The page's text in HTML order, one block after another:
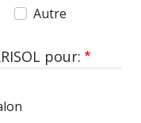
Autre
pour: